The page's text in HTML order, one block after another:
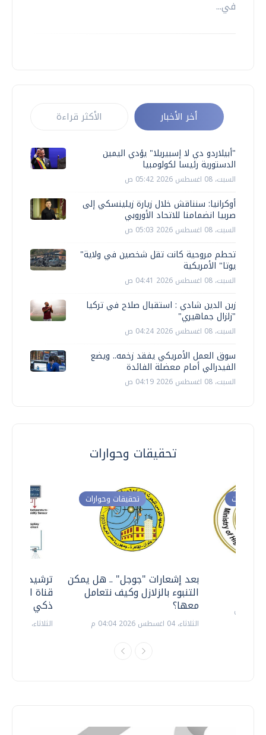
في...
أخر الأخبار الأكثر قراءة
"أبيلاردو دي لا إسبيريلا" يؤدي اليمين
الدستورية رئيسا لكولومبيا
السبت، 08 اغسطس 2026 05:42 ص
أوكرانيا: سنناقش خلال زيارة زيلينسكي إلى
صربيا انضمامنا للاتحاد الأوروبي
السبت، 08 اغسطس 2026 05:03 ص
تحطم مروحية كانت تقل شخصين في ولاية"
يوتا" الأمريكية
السبت، 08 اغسطس 2026 04:41 ص
زين الدين شادي : استقبال صلاح في تركيا
"زلزال جماهيري"
السبت، 08 اغسطس 2026 04:24 ص
سوق العمل الأمريكي يفقد زخمه.. ويضع
الفيدرالي أمام معضلة الفائدة
السبت، 08 اغسطس 2026 04:19 ص
تحقيقات وحوارات
ترشيدا
قناة
ذكي
الثلاثاء، 14 يوليو 2026 06:11 م
تحقيقات وحوارات
بعد إشعارات "جوجل" .. هل يمكن
التنبوء بالزلازل وكيف نتعامل
معها؟
الثلاثاء، 04 اغسطس 2026 04:04 م
وحوارات